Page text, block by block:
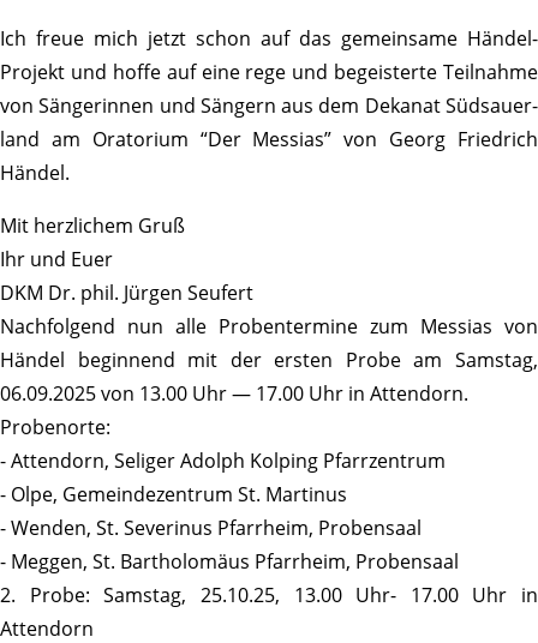
Ich freue mich jetzt schon auf das gemein­same Händel-
Projekt und hoffe auf eine rege und begeis­terte Teil­nahme
von Sänge­rinnen und Sängern aus dem Dekanat Südsauer­
land am Orato­rium “Der Messias” von Georg Fried­rich
Händel.
Mit herz­li­chem Gruß
Ihr und Euer
DKM Dr. phil. Jürgen Seufert
Nach­fol­gend nun alle Proben­ter­mine zum Messias von
Händel begin­nend mit der ersten Probe am Samstag,
06.09.2025 von 13.00 Uhr — 17.00 Uhr in Attendorn.
Proben­orte:
- Atten­dorn, Seliger Adolph Kolping Pfarrzentrum
- Olpe, Gemein­de­zen­trum St. Martinus
- Wenden, St. Seve­rinus Pfarr­heim, Probensaal
- Meggen, St. Bartho­lo­mäus Pfarr­heim, Probensaal
2. Probe: Samstag, 25.10.25, 13.00 Uhr- 17.00 Uhr in
Attendorn